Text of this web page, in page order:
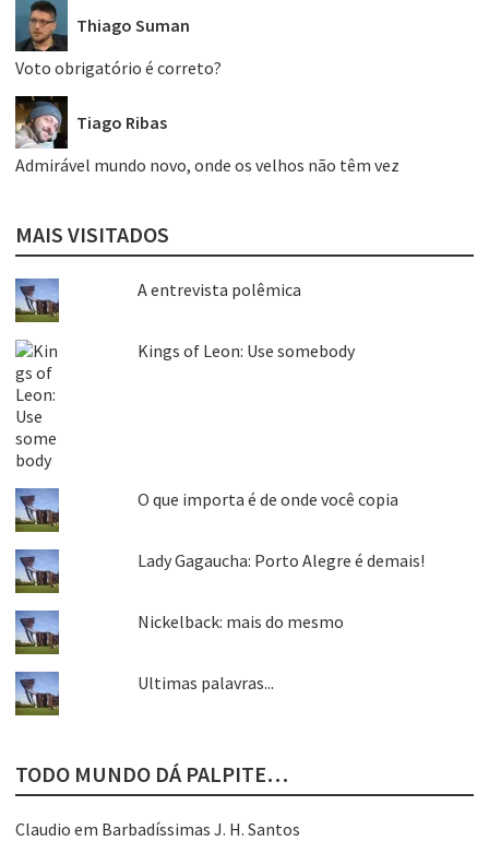
Thiago Suman
Voto obrigatório é correto?
Tiago Ribas
Admirável mundo novo, onde os velhos não têm vez
MAIS VISITADOS
A entrevista polêmica
Kings of Leon: Use somebody
O que importa é de onde você copia
Lady Gagaucha: Porto Alegre é demais!
Nickelback: mais do mesmo
Ultimas palavras...
TODO MUNDO DÁ PALPITE…
Claudio em Barbadíssimas J. H. Santos